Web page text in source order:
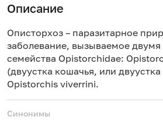
Описание
Описторхоз – паразитарное
заболевание, вызываемое
семейства Opistorchidae:
(двуустка кошачья, или
Opistorchis viverrini.
Синонимы